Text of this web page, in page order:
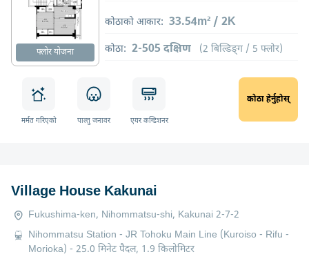
फ्लोर योजना
कोठाको आकार: 33.54m² / 2K
कोठा: 2-505 दक्षिण (2 बिल्डिङ्ग / 5 फ्लोर)
मर्मत गरिएको पाल्तु जनावर एयर कन्डिशनर
कोठा हेर्नुहोस्
Village House Kakunai
Fukushima-ken, Nihommatsu-shi, Kakunai 2-7-2
Nihommatsu Station - JR Tohoku Main Line (Kuroiso - Rifu -
Morioka) - 25.0 मिनेट पैदल, 1.9 किलोमिटर